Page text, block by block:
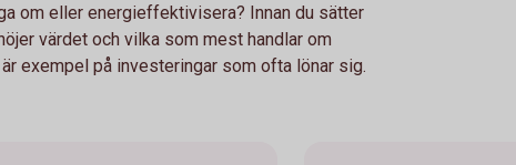
om eller energieffektivisera? Innan du sätter
värdet och vilka som mest handlar om
exempel på investeringar som ofta lönar sig.